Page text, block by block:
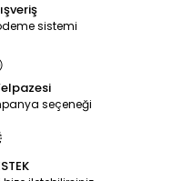
sistemi
seçeneği